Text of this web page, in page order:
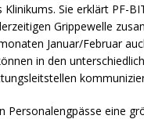
Sie erklärt PF-
Grippewelle
Januar/Februar
in den
Personalengpässe eine